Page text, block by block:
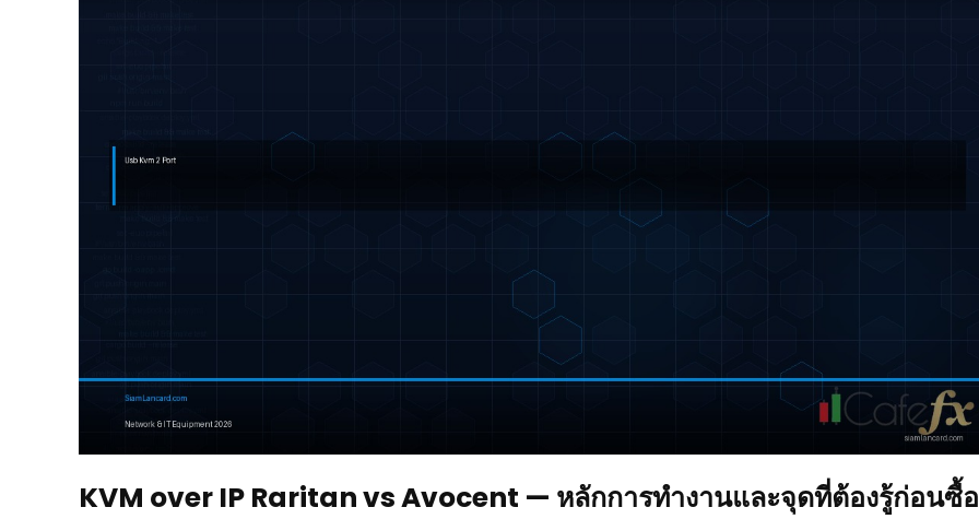
KVM over IP Raritan vs Avocent — หลักการทำงานและจุดที่ต้องรู้ก่อนซื้อ